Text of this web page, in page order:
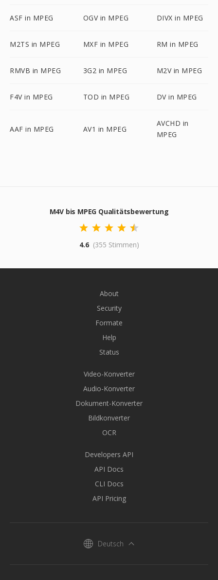
ASF in MPEG OGV in MPEG DIVX in MPEG
M2TS in MPEG MXF in MPEG RM in MPEG
RMVB in MPEG 3G2 in MPEG M2V in MPEG
F4V in MPEG TOD in MPEG DV in MPEG
AAF in MPEG AV1 in MPEG
AVCHD in
MPEG
M4V bis MPEG Qualitätsbewertung
4.6 (355 Stimmen)
About
Security
Formate
Help
Status
Video-Konverter
Audio-Konverter
Dokument-Konverter
Bildkonverter
OCR
Developers API
API Docs
CLI Docs
API Pricing
Deutsch